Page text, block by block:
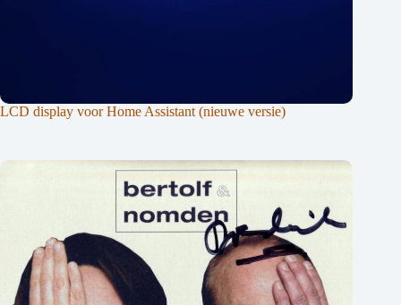
LCD display voor Home Assistant (nieuwe versie)